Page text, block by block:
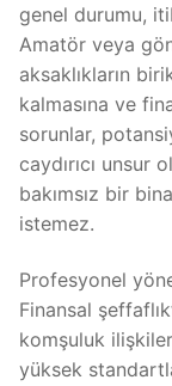
genel durumu,
Amatör veya
aksaklıkların
kalmasına ve
sorunlar,
caydırıcı unsur
bakımsız bir
istemez.
Profesyonel
Finansal
komşuluk
yüksek